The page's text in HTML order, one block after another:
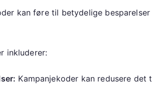
kan føre til betydelige
inkluderer:
Kampanjekoder kan redusere